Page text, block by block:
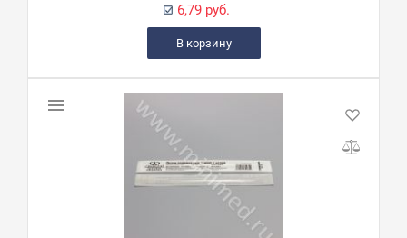
6,79 руб.
В корзину